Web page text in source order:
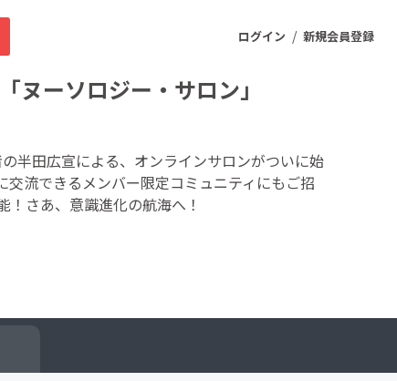
ログイン / 新規会員登録
ィ
ーソロジー・サロン」
田広宣による、オンラインサロンがついに始
流できるメンバー限定コミュニティにもご招
さあ、意識進化の航海へ！